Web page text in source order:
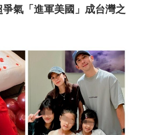
氣「進軍美國」成台灣之